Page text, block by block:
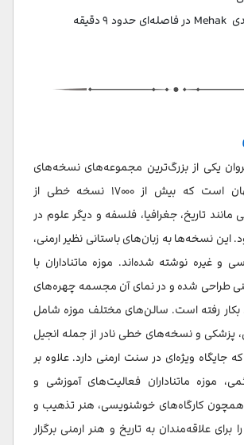
رستوران هندی Mehak در فاصله‌ای حدود ۹ دقیقه
یکی از بزرگ‌ترین مجموعه‌های نسخه‌های
خطی قدیمی جهان است که بیش از ۱۷۰۰۰ نسخه خطی از
تاریخ، جغرافیا، فلسفه و دیگر علوم در
این نسخه‌ها به زبان‌های باستانی نظیر ارمنی،
و غیره نوشته شده‌اند. موزه ماتناداران با
طراحی شده و در نمای آن مجسمه چهره‌های
بکار رفته است. سالن‌های مختلف موزه شامل
پزشکی و نسخه‌های خطی نادر از جمله انجیل
ویژه‌ای در سنت ارمنی دارد. علاوه بر
موزه ماتناداران فعالیت‌های آموزشی و
کارگاه‌های خوشنویسی، هنر تذهیب و
علاقه‌مندان به تاریخ و هنر ارمنی برگزار